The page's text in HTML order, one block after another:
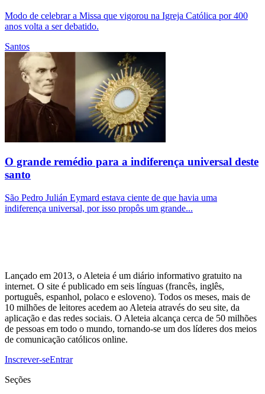
Modo de celebrar a Missa que vigorou na Igreja Católica por 400
anos volta a ser debatido.
Santos
O grande remédio para a indiferença universal deste
santo
São Pedro Julián Eymard estava ciente de que havia uma
indiferença universal, por isso propôs um grande...
Lançado em 2013, o Aleteia é um diário informativo gratuito na
internet. O site é publicado em seis línguas (francês, inglês,
português, espanhol, polaco e esloveno). Todos os meses, mais de
10 milhões de leitores acedem ao Aleteia através do seu site, da
aplicação e das redes sociais. O Aleteia alcança cerca de 50 milhões
de pessoas em todo o mundo, tornando-se um dos líderes dos meios
de comunicação católicos online.
Inscrever-seEntrar
Seções